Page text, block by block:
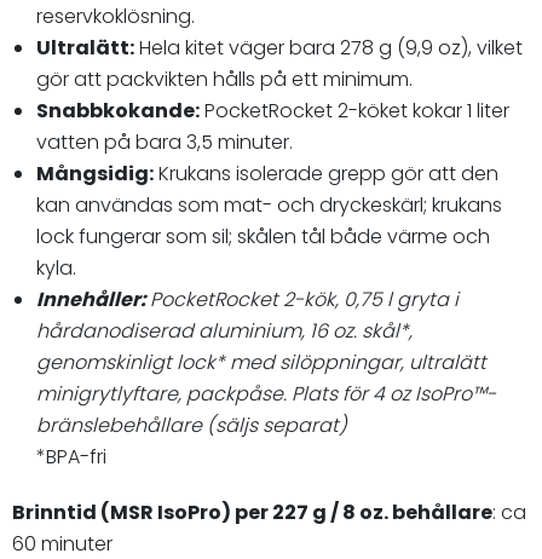
reservkoklösning.
Ultralätt:Hela kitet väger bara 278 g (9,9 oz), vilket
gör att packvikten hålls på ett minimum.
Snabbkokande:PocketRocket 2-köket kokar 1 liter
vatten på bara 3,5 minuter.
Mångsidig:Krukans isolerade grepp gör att den
kan användas som mat- och dryckeskärl; krukans
lock fungerar som sil; skålen tål både värme och
kyla.
Innehåller:PocketRocket 2-kök, 0,75 l gryta i
hårdanodiserad aluminium, 16 oz. skål*,
genomskinligt lock* med silöppningar, ultralätt
minigrytlyftare, packpåse. Plats för 4 oz IsoPro™-
bränslebehållare (säljs separat)
*BPA-fri
Brinntid (MSR IsoPro) per 227 g / 8 oz. behållare: ca
60 minuter